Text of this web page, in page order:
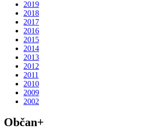
2019
2018
2017
2016
2015
2014
2013
2012
2011
2010
2009
2002
Občan+